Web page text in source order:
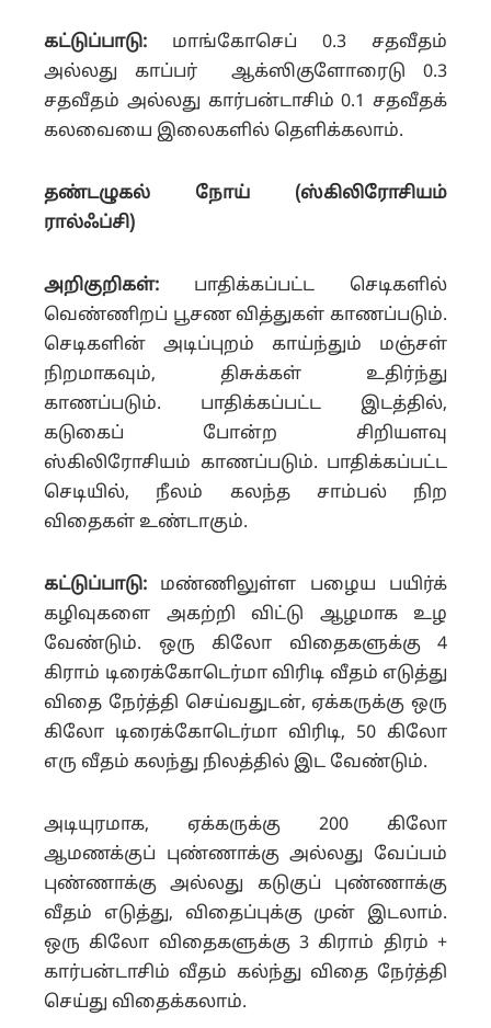
கட்டுப்பாடு: மாங்கோசெப் 0.3 சதவீதம்
அல்லது காப்பர் ஆக்ஸிகுளோரைடு 0.3
சதவீதம் அல்லது கார்பன்டாசிம் 0.1 சதவீதக்
கலவையை இலைகளில் தெளிக்கலாம்.
தண்டழுகல் நோய் (ஸ்கிலிரோசியம்
ரால்ஃப்சி)
அறிகுறிகள்: பாதிக்கப்பட்ட செடிகளில்
வெண்ணிறப் பூசண வித்துகள் காணப்படும்.
செடிகளின் அடிப்புறம் காய்ந்தும் மஞ்சள்
நிறமாகவும், திசுக்கள் உதிர்ந்து
காணப்படும். பாதிக்கப்பட்ட இடத்தில்,
கடுகைப் போன்ற சிறியளவு
ஸ்கிலிரோசியம் காணப்படும். பாதிக்கப்பட்ட
செடியில், நீலம் கலந்த சாம்பல் நிற
விதைகள் உண்டாகும்.
கட்டுப்பாடு: மண்ணிலுள்ள பழைய பயிர்க்
கழிவுகளை அகற்றி விட்டு ஆழமாக உழ
வேண்டும். ஒரு கிலோ விதைகளுக்கு 4
கிராம் டிரைக்கோடெர்மா விரிடி வீதம் எடுத்து
விதை நேர்த்தி செய்வதுடன், ஏக்கருக்கு ஒரு
கிலோ டிரைக்கோடெர்மா விரிடி, 50 கிலோ
எரு வீதம் கலந்து நிலத்தில் இட வேண்டும்.
அடியுரமாக, ஏக்கருக்கு 200 கிலோ
ஆமணக்குப் புண்ணாக்கு அல்லது வேப்பம்
புண்ணாக்கு அல்லது கடுகுப் புண்ணாக்கு
வீதம் எடுத்து, விதைப்புக்கு முன் இடலாம்.
ஒரு கிலோ விதைகளுக்கு 3 கிராம் திரம் +
கார்பன்டாசிம் வீதம் கல்ந்து விதை நேர்த்தி
செய்து விதைக்கலாம்.